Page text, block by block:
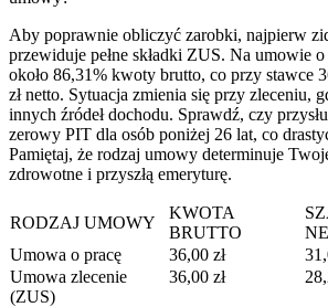
Aby poprawnie obliczyć zarobki, najpierw
przewiduje pełne składki ZUS. Na umowie
około 86,31% kwoty brutto, co przy stawce
zł netto. Sytuacja zmienia się przy zleceniu,
innych źródeł dochodu. Sprawdź, czy
zerowy PIT dla osób poniżej 26 lat, co
Pamiętaj, że rodzaj umowy determinuje
zdrowotne i przyszłą emeryturę.
RODZAJ UMOWY
KWOTA
BRUTTO
Umowa o pracę
36,00 zł
Umowa zlecenie
(ZUS)
36,00 zł